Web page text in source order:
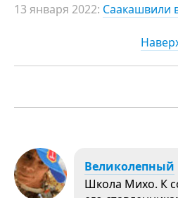
13 января 2022: Саакашвили
Великолепный
Школа Михо. К